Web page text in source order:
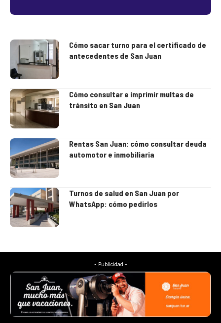
Cómo sacar turno para el certificado de
antecedentes de San Juan
Cómo consultar e imprimir multas de
tránsito en San Juan
Rentas San Juan: cómo consultar deuda
automotor e inmobiliaria
Turnos de salud en San Juan por
WhatsApp: cómo pedirlos
- Publicidad -